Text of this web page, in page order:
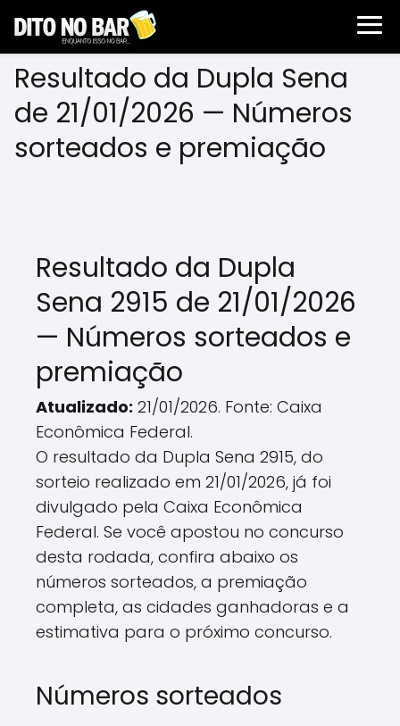
Resultado da Dupla Sena
de 21/01/2026 — Números
sorteados e premiação
Resultado da Dupla
Sena 2915 de 21/01/2026
— Números sorteados e
premiação
Atualizado: 21/01/2026. Fonte: Caixa
Econômica Federal.
O resultado da Dupla Sena 2915, do
sorteio realizado em 21/01/2026, já foi
divulgado pela Caixa Econômica
Federal. Se você apostou no concurso
desta rodada, confira abaixo os
números sorteados, a premiação
completa, as cidades ganhadoras e a
estimativa para o próximo concurso.
Números sorteados